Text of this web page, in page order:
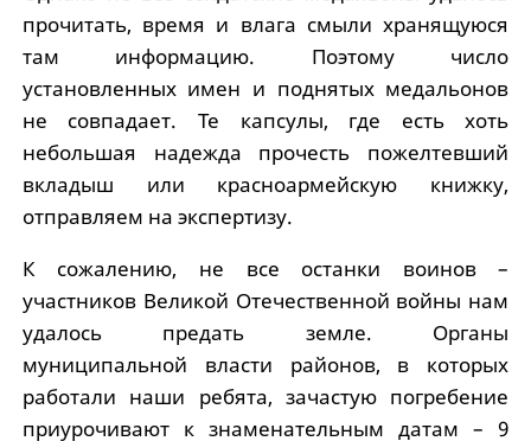
прочитать, время и влага смыли хранящуюся
там информацию. Поэтому число
установленных имен и поднятых медальонов
не совпадает. Те капсулы, где есть хоть
небольшая надежда прочесть пожелтевший
вкладыш или красноармейскую книжку,
отправляем на экспертизу.
К сожалению, не все останки воинов –
участников Великой Отечественной войны нам
удалось предать земле. Органы
муниципальной власти районов, в которых
работали наши ребята, зачастую погребение
приурочивают к знаменательным датам – 9